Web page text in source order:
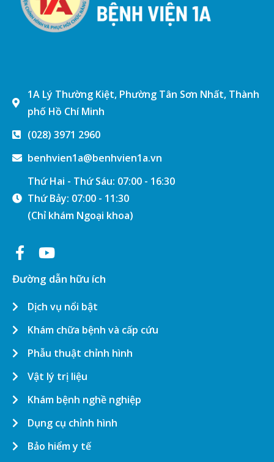
1A Lý Thường Kiệt, Phường Tân Sơn Nhất, Thành
phố Hồ Chí Minh
(028) 3971 2960
benhvien1a@benhvien1a.vn
Thứ Hai - Thứ Sáu: 07:00 - 16:30
Thứ Bảy: 07:00 - 11:30
(Chỉ khám Ngoại khoa)
Đường dẫn hữu ích
Dịch vụ nổi bật
Khám chữa bệnh và cấp cứu
Phẫu thuật chỉnh hình
Vật lý trị liệu
Khám bệnh nghề nghiệp
Dụng cụ chỉnh hình
Bảo hiểm y tế